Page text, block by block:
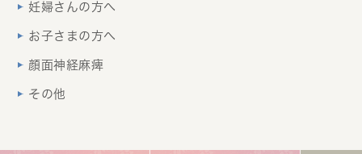
妊婦さんの方へ
お子さまの方へ
顔面神経麻痺
その他